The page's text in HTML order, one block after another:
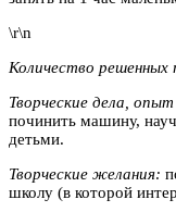
\r\n
Количество решенных
Творческие дела,
починить машину,
детьми.
Творческие желания:
школу (в которой